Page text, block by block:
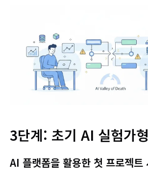
3단계: 초기 AI 실험가형
AI 플랫폼을 활용한 첫 프로젝트